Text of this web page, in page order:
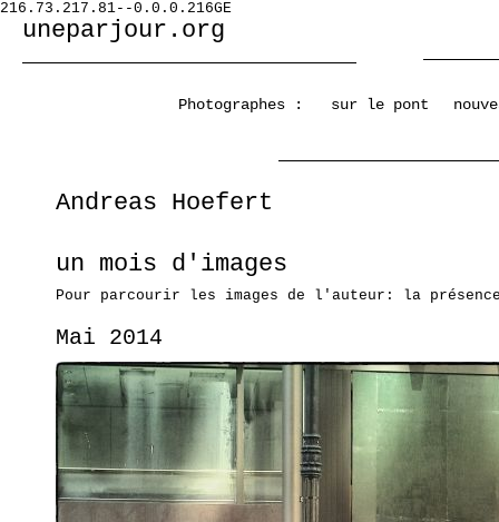
216.73.217.81--0.0.0.216GE
uneparjour.org
Photographes : sur le pont
Andreas Hoefert
un mois d'images
Pour parcourir les images de l'auteur: la
Mai 2014